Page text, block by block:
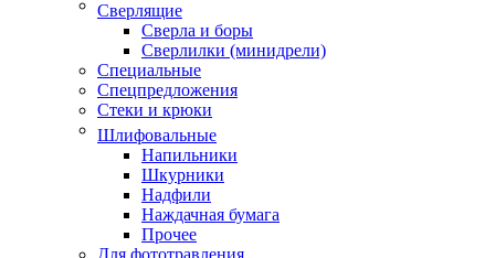
Сверлящие
Сверла и боры
Сверлилки (минидрели)
Специальные
Спецпредложения
Стеки и крюки
Шлифовальные
Напильники
Шкурники
Надфили
Наждачная бумага
Прочее
Для фототравления